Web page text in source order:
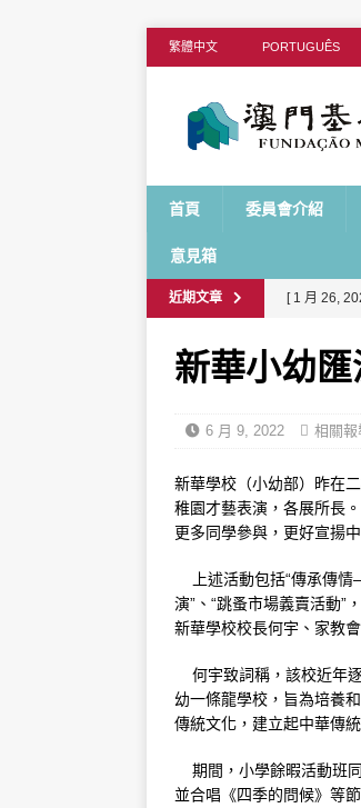
繁體中文 PORTUGUÊS
首頁 委員會介紹
意見箱
近期文章 [ 1 月 26,
[ 6 月 29,
[ 4 月 20,
[ 4 月 13,
新華小幼匯
6 月 9, 2022 相關報
新華學校（小幼部）昨在
稚園才藝表演，各展所長
更多同學參與，更好宣揚
上述活動包括“傳承傳情
演”、“跳蚤市場義賣活動”
新華學校校長何宇、家教
何宇致詞稱，該校近年
幼一條龍學校，旨為培養
傳統文化，建立起中華傳
期間，小學餘暇活動班
並合唱《四季的問候》等